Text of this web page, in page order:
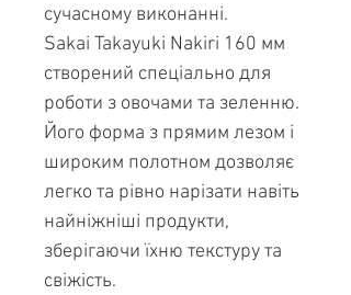
сучасному виконанні.
Sakai Takayuki Nakiri 160 мм
створений спеціально для
роботи з овочами та зеленню.
Його форма з прямим лезом і
широким полотном дозволяє
легко та рівно нарізати навіть
найніжніші продукти,
зберігаючи їхню текстуру та
свіжість.